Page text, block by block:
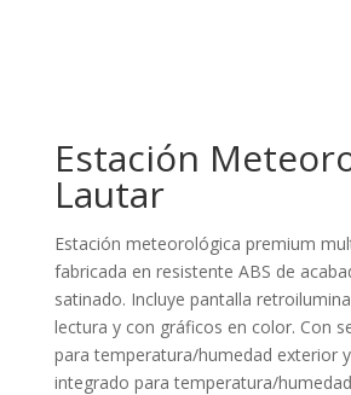
Estación
Lautar
Estación meteorológica premium
fabricada en resistente ABS de
satinado. Incluye pantalla
lectura y con gráficos en color. Con
para temperatura/humedad exterior
integrado para temperatura/